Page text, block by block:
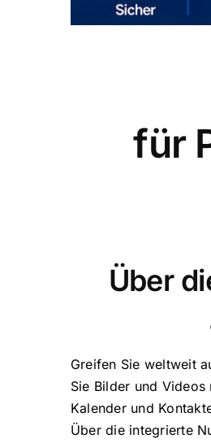
für
Über
Greifen Sie weltweit
Sie Bilder und
Kalender und
Über die integrierte